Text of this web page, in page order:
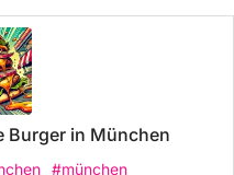
Burger in München
#münchen